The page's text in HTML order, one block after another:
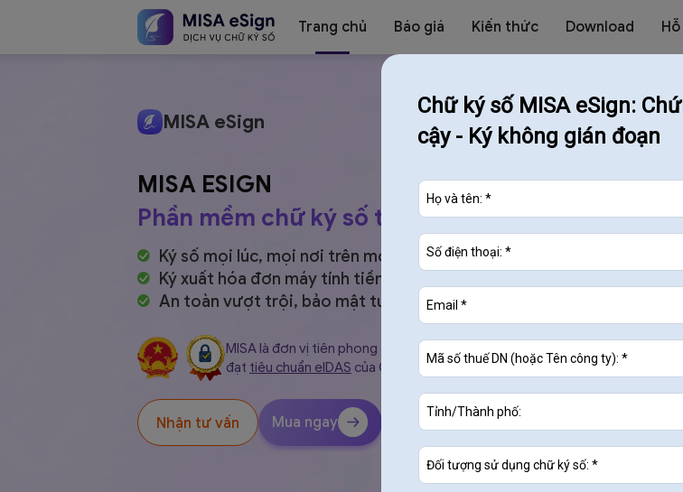
ký
số
Trang chủ Báo giá Kiến thức Download
MISA eSign
MISA ESIGN
Phần mềm chữ ký số từ xa
Ký số mọi lúc, mọi nơi trên mọi thiết bị
Ký xuất hóa đơn máy tính tiền, tự động gửi lên
An toàn vượt trội, bảo mật tuyệt đối
MISA là đơn vị tiên phong cung cấp chữ ký số từ xa
đạt tiêu chuẩn eIDAS của Châu Âu và đượcBộ TT&TT cấp phép
Nhận tư vấn Mua ngay
Chữ ký số MISA eSign:
cậy - Ký không gián đoạn